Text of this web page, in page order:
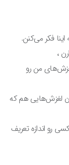
فکر می‌کنن.
لغزش‌های من رو
لغزش‌هایی هم که
اندازه تعریف